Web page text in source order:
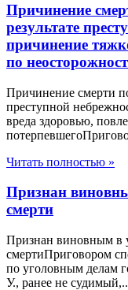
Причинение
результате
причинение
по
Причинение смерти
преступной
вреда здоровью,
Читать полностью »
Признан
смерти
Признан виновным
смертиПриговором
по уголовным делам
У., ранее не